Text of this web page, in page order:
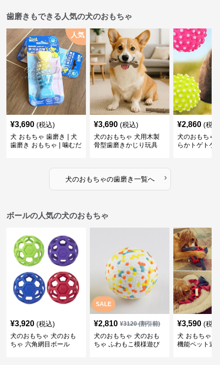
歯磨きもできる人気の犬のおもちゃ
人気
¥3,690 (税込)
犬 おもちゃ 歯磨き | 犬
歯磨き おもちゃ | 噛むだ
¥3,690 (税込)
犬のおもちゃ 犬用木製
骨型歯磨きかじり玩具
¥2,860 (税
犬のおもちゃ
らかトゲトゲ
犬のおもちゃの歯磨き一覧へ ›
ボールの人気の犬のおもちゃ
¥3,920 (税込)
犬のおもちゃ 犬のおも
ちゃ 六角網目ボール
SALE
¥2,810 ¥3120(割引前)
犬のおもちゃ 犬のおも
ちゃ ふわもこ模様遊び
¥3,590 (税
犬 おもちゃ
機能ペット遊